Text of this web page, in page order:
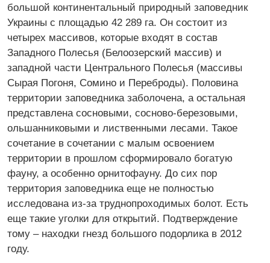
большой континентальный природный заповедник
Украины с площадью 42 289 га. Он состоит из
четырех массивов, которые входят в состав
Западного Полесья (Белоозерский массив) и
западной части Центрального Полесья (массивы
Сырая Погоня, Сомино и Переброды). Половина
территории заповедника заболочена, а остальная
представлена сосновыми, сосново-березовыми,
ольшанниковыми и лиственными лесами. Такое
сочетание в сочетании с малым освоением
территории в прошлом сформировало богатую
фауну, а особенно орнитофауну. До сих пор
территория заповедника еще не полностью
исследована из-за труднопроходимых болот. Есть
еще такие уголки для открытий. Подтверждение
тому – находки гнезд большого подорлика в 2012
году.